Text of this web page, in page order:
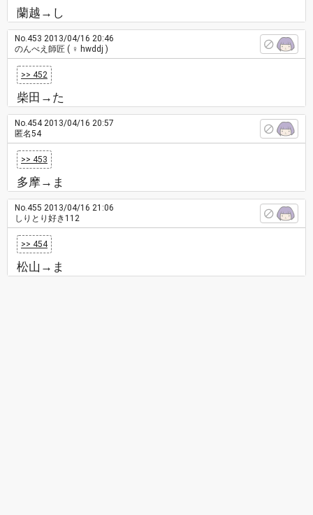
蘭越→し
No.453 2013/04/16 20:46
のんべえ師匠 ( ♀ hwddj )
>> 452
柴田→た
No.4542013/04/16 20:57
匿名54
>> 453
多摩→ま
No.455 2013/04/16 21:06
しりとり好き112
>> 454
松山→ま